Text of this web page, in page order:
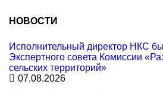
c
o
r
:
НОВОСТИ
Исполнительный директор НКС
Экспертного совета Комиссии
сельских территорий»
07.08.2026